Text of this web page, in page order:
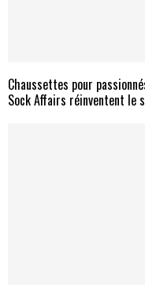
Chaussettes pour
Sock Affairs réinventent